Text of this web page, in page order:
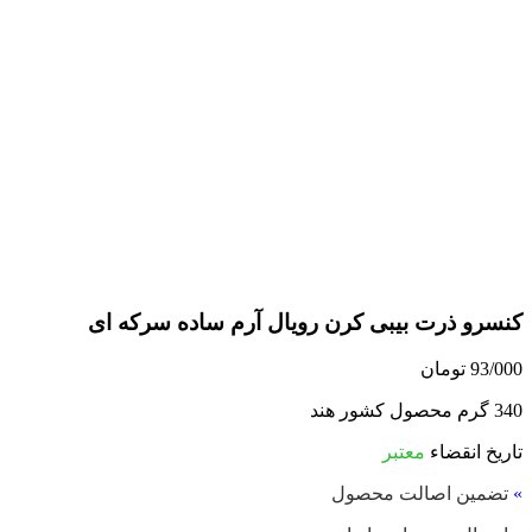
کنسرو ذرت بیبی کرن رویال آرم ساده سرکه ای
93/000 تومان
340 گرم محصول کشور هند
تاریخ انقضاء معتبر
» تضمین اصالت محصول